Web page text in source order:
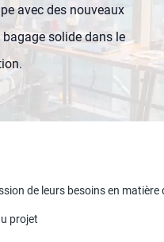
avec des nouveaux
bagage solide dans le
de leurs besoins en matière
projet